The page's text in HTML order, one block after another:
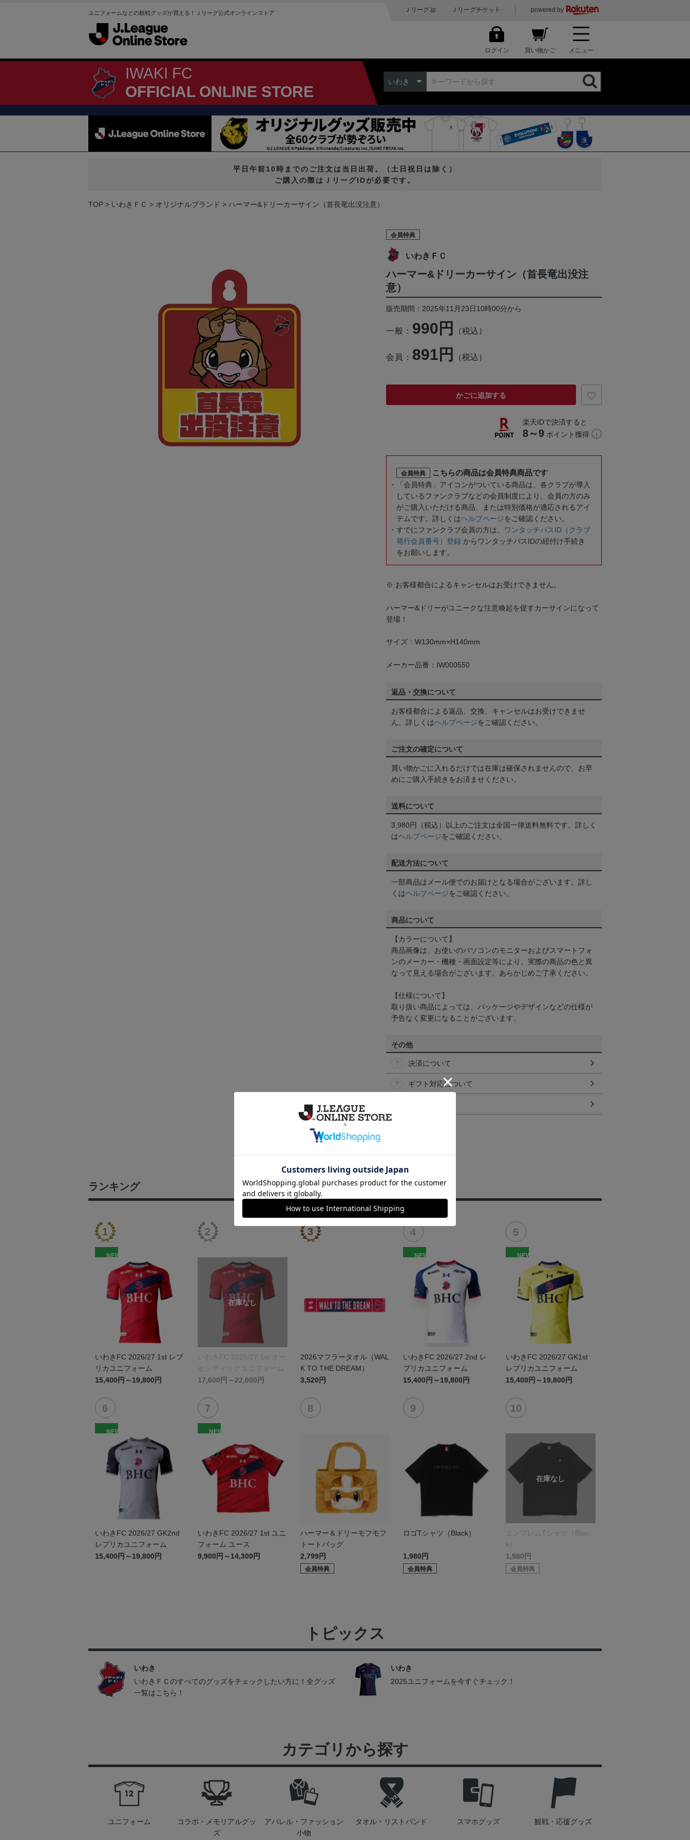
ユニフォームなどの観戦グッズが買える！Ｊリーグ公式オンラインストア Ｊリーグ.jp Ｊリーグチケット powered by
ログイン 買い物かご メニュー
IWAKI FC
OFFICIAL ONLINE STORE
いわき
平日午前10時までのご注文は当日出荷。（土日祝日は除く）
ご購入の際はＪリーグIDが必要です。
TOP いわきＦＣ オリジナルブランド ハーマー&ドリーカーサイン（首長竜出没注意）
会員特典
いわきＦＣ
ハーマー&ドリーカーサイン（首長竜出没注
意）
販売期間：2025年11月23日10時00分から
一般： 990円 （税込）
会員： 891円 （税込）
かごに追加する
楽天IDで決済すると
8～9 ポイント獲得
会員特典 こちらの商品は会員特典商品です
「会員特典」アイコンがついている商品は、各クラブが導入
しているファンクラブなどの会員制度により、会員の方のみ
がご購入いただける商品、または特別価格が適応されるアイ
テムです。詳しくはヘルプページをご確認ください。
すでにファンクラブ会員の方は、
ワンタッチパスID（クラブ
発行会員番号）登録 からワンタッチパスIDの紐付け手続き
をお願いします。
※ お客様都合によるキャンセルはお受けできません。
ハーマー&ドリーがユニークな注意喚起を促すカーサインになって
登場！
サイズ：W130mm×H140mm
メーカー品番：IW000550
返品・交換について
お客様都合による返品、交換、キャンセルはお受けできませ
ん。詳しくはヘルプページをご確認ください。
ご注文の確定について
買い物かごに入れるだけでは在庫は確保されませんので、お早
めにご購入手続きをお済ませください。
送料について
3,980円（税込）以上のご注文は全国一律送料無料です。詳しく
はヘルプページをご確認ください。
配送方法について
一部商品はメール便でのお届けとなる場合がございます。詳し
くはヘルプページをご確認ください。
商品について
【カラーについて】
商品画像は、お使いのパソコンのモニターおよびスマートフォ
ンのメーカー・機種・画面設定等により、実際の商品の色と異
なって見える場合がございます。あらかじめご了承ください。
【仕様について】
取り扱い商品によっては、パッケージやデザインなどの仕様が
予告なく変更になることがございます。
その他
決済について
ギフト対応について
ランキング
NEW
いわきFC 2026/27 1st レプ
リカユニフォーム
15,400円～19,800円
いわきFC 2026/27 1st オー
センティックユニフォーム
17,600円～22,000円
2026マフラータオル（WAL
K TO THE DREAM）
3,520円
NEW
いわきFC 2026/27 2nd レ
プリカユニフォーム
15,400円～19,800円
NEW
いわきFC 2026/27 GK1st
レプリカユニフォーム
15,400円～19,800円
NEW
いわきFC 2026/27 GK2nd
レプリカユニフォーム
15,400円～19,800円
NEW
いわきFC 2026/27 1st ユニ
フォーム ユース
9,900円～14,300円
ハーマー＆ドリーモフモフ
トートバッグ
2,799円
会員特典
ロゴTシャツ（Black）
1,980円
会員特典
エンブレムTシャツ（Blac
k）
1,980円
会員特典
トピックス
いわき
いわきＦＣのすべてのグッズをチェックしたい方に！全グッズ
一覧はこちら！
いわき
2025ユニフォームを今すぐチェック！
カテゴリから探す
ユニフォーム
コラボ・メモリアルグッ
ズ
アパレル・ファッション
小物
タオル・リストバンド スマホグッズ 観戦・応援グッズ